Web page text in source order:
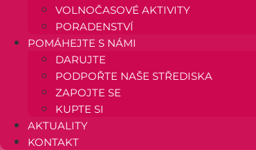
VOLNOČASOVÉ AKTIVITY
PORADENSTVÍ
POMÁHEJTE S NÁMI
DARUJTE
PODPOŘTE NAŠE STŘEDISKA
ZAPOJTE SE
KUPTE SI
AKTUALITY
KONTAKT